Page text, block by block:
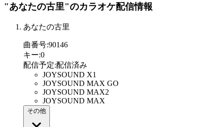
"あなたの古里"のカラオケ配信情報
あなたの古里
曲番号:90146
キー:0
配信予定:配信済み
JOYSOUND X1
JOYSOUND MAX GO
JOYSOUND MAX2
JOYSOUND MAX
その他